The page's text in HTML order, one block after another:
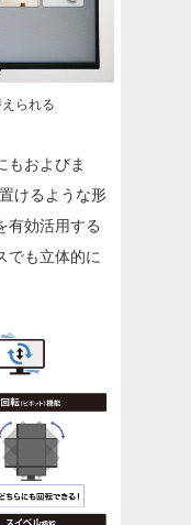
られる
もおよびま
けるような形
有効活用する
でも立体的に